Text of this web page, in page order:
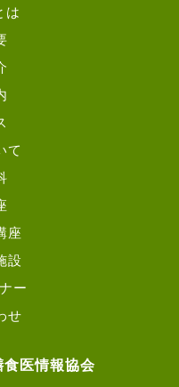
は
て
座
設
ー
せ
医情報協会